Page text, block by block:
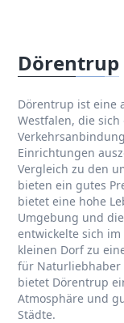
Dörentrup
Dörentrup ist eine
Westfalen, die
Einrichtungen
Vergleich zu den
bieten ein gutes
bietet eine hohe
Umgebung und
entwickelte sich
kleinen Dorf zu
für Naturliebhaber
bietet Dörentrup
Atmosphäre und
Städte.